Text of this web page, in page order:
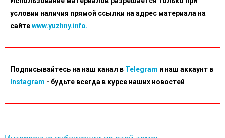
условии наличия прямой ссылки на адрес материала на
сайтеwww.yuzhny.info.
Подписывайтесь на наш канал в Telegram и наш аккаунт в
Instagram - будьте всегда в курсе наших новостей